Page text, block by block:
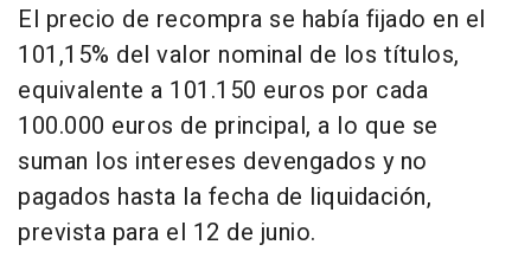
El precio de recompra se había fijado en el
101,15% del valor nominal de los títulos,
equivalente a 101.150 euros por cada
100.000 euros de principal, a lo que se
suman los intereses devengados y no
pagados hasta la fecha de liquidación,
prevista para el 12 de junio.